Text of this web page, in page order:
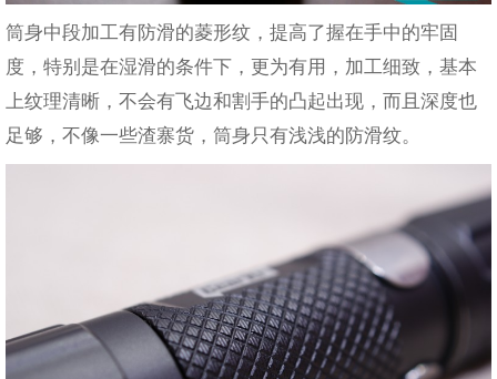
筒身中段加工有防滑的菱形纹，提高了握在手中的牢固
度，特别是在湿滑的条件下，更为有用，加工细致，基本
上纹理清晰，不会有飞边和割手的凸起出现，而且深度也
足够，不像一些渣寨货，筒身只有浅浅的防滑纹。